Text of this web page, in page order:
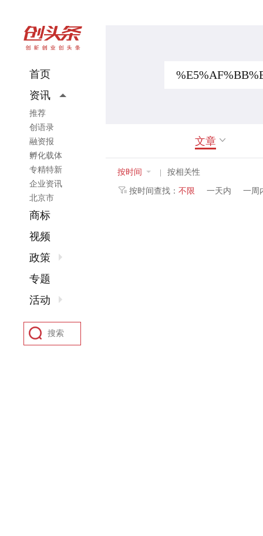
文章
按时间 |
按相关性
按时间查找： 不限 一天内 一周
首页
资讯
推荐
创语录
融资报
孵化载体
专精特新
企业资讯
北京市
商标
视频
政策
专题
活动